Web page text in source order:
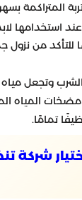
المتراكمة
استخدامها لابد
للتأكد من نزول
وتجعل مياه
المياه
تمامًا.
شركة